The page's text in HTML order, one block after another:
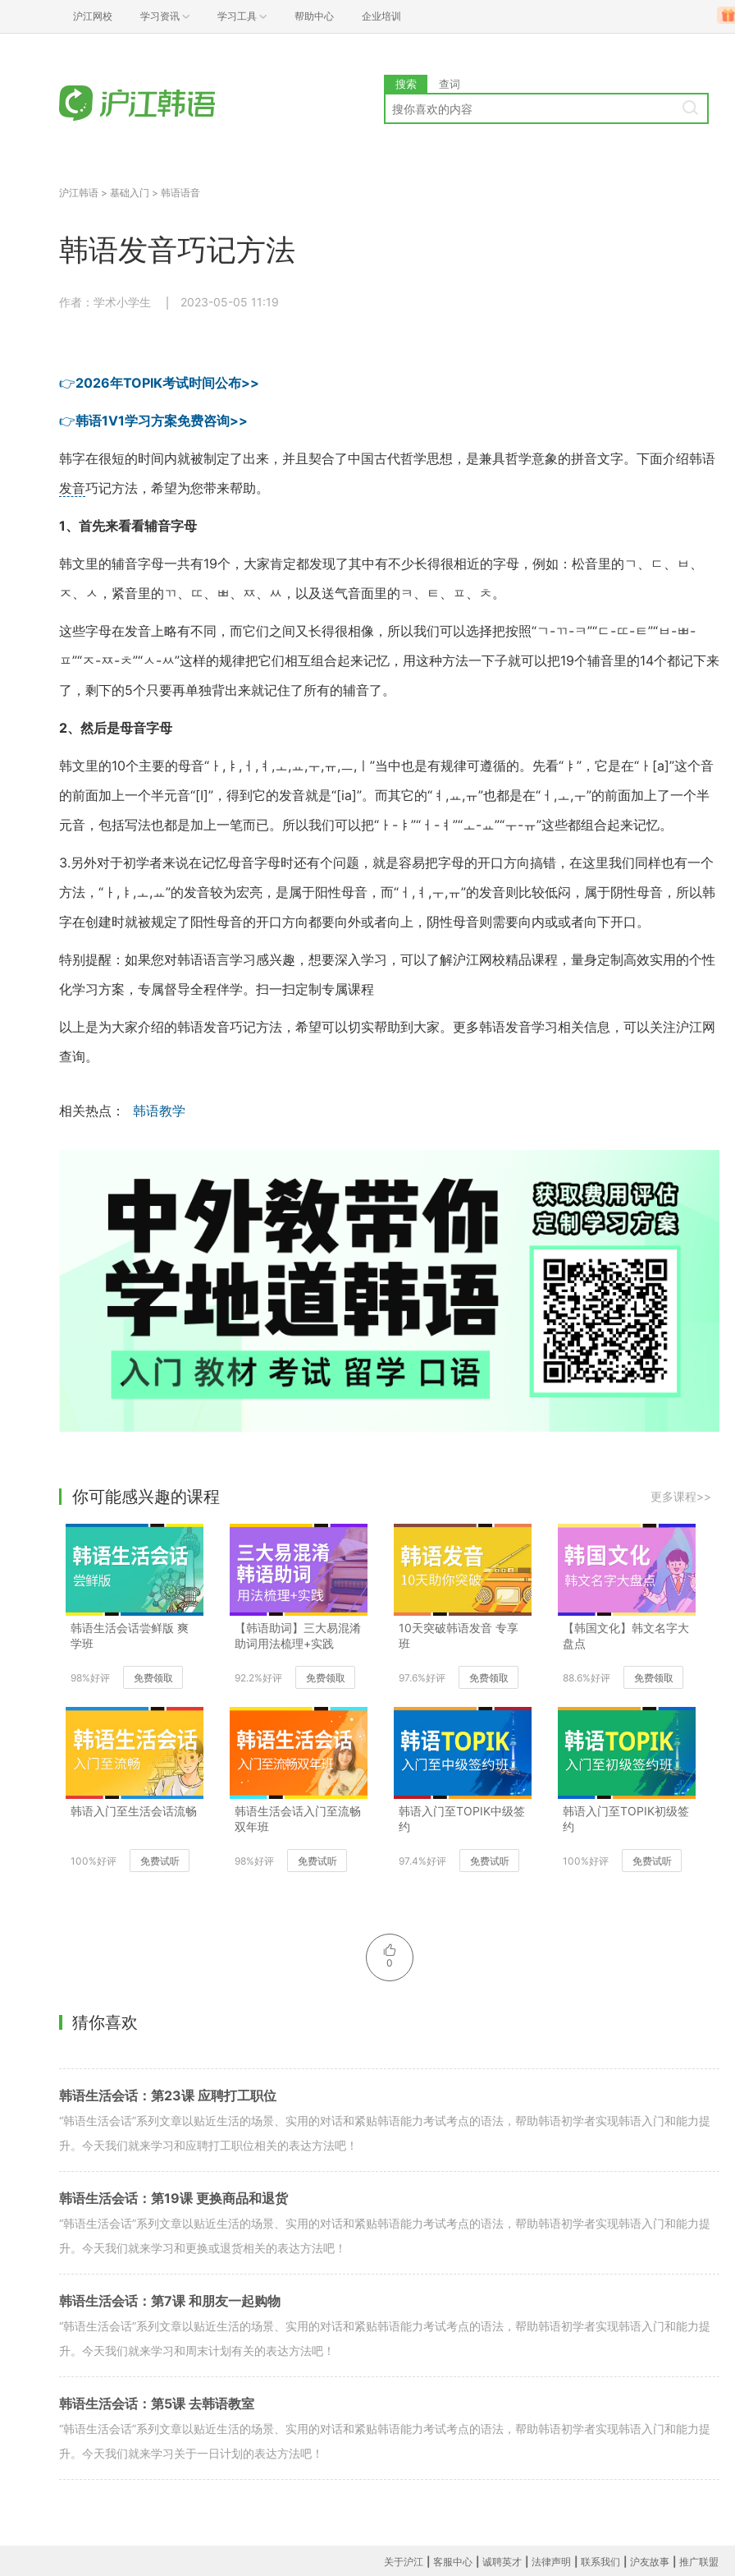
沪江网校 学习资讯 学习工具 帮助中心 企业培训
搜索 查词
沪江韩语 > 基础入门 > 韩语语音
韩语发音巧记方法
作者：学术小学生 2023-05-05 11:19
👉2026年TOPIK考试时间公布>>
👉韩语1V1学习方案免费咨询>>
韩字在很短的时间内就被制定了出来，并且契合了中国古代哲学思想，是兼具哲学意象的拼音文字。下面介绍韩语
发音巧记方法，希望为您带来帮助。
1、首先来看看辅音字母
韩文里的辅音字母一共有19个，大家肯定都发现了其中有不少长得很相近的字母，例如：松音里的ㄱ、ㄷ、ㅂ、
ㅈ、ㅅ，紧音里的ㄲ、ㄸ、ㅃ、ㅉ、ㅆ，以及送气音面里的ㅋ、ㅌ、ㅍ、ㅊ。
这些字母在发音上略有不同，而它们之间又长得很相像，所以我们可以选择把按照“ㄱ-ㄲ-ㅋ”“ㄷ-ㄸ-ㅌ”“ㅂ-ㅃ-
ㅍ”“ㅈ-ㅉ-ㅊ”“ㅅ-ㅆ”这样的规律把它们相互组合起来记忆，用这种方法一下子就可以把19个辅音里的14个都记下来
了，剩下的5个只要再单独背出来就记住了所有的辅音了。
2、然后是母音字母
韩文里的10个主要的母音“ㅏ,ㅑ,ㅓ,ㅕ,ㅗ,ㅛ,ㅜ,ㅠ,ㅡ,ㅣ”当中也是有规律可遵循的。先看“ㅑ”，它是在“ㅏ[a]”这个音
的前面加上一个半元音“[I]”，得到它的发音就是“[ia]”。而其它的“ㅕ,ㅛ,ㅠ”也都是在“ㅓ,ㅗ,ㅜ”的前面加上了一个半
元音，包括写法也都是加上一笔而已。所以我们可以把“ㅏ-ㅑ”“ㅓ-ㅕ”“ㅗ-ㅛ”“ㅜ-ㅠ”这些都组合起来记忆。
3.另外对于初学者来说在记忆母音字母时还有个问题，就是容易把字母的开口方向搞错，在这里我们同样也有一个
方法，“ㅏ,ㅑ,ㅗ,ㅛ”的发音较为宏亮，是属于阳性母音，而“ㅓ,ㅕ,ㅜ,ㅠ”的发音则比较低闷，属于阴性母音，所以韩
字在创建时就被规定了阳性母音的开口方向都要向外或者向上，阴性母音则需要向内或或者向下开口。
特别提醒：如果您对韩语语言学习感兴趣，想要深入学习，可以了解沪江网校精品课程，量身定制高效实用的个性
化学习方案，专属督导全程伴学。扫一扫定制专属课程
以上是为大家介绍的韩语发音巧记方法，希望可以切实帮助到大家。更多韩语发音学习相关信息，可以关注沪江网
查询。
相关热点： 韩语教学
你可能感兴趣的课程 更多课程>>
韩语生活会话尝鲜版 爽
学班
98%好评 免费领取
【韩语助词】三大易混淆
助词用法梳理+实践
92.2%好评 免费领取
10天突破韩语发音 专享
班
97.6%好评 免费领取
【韩国文化】韩文名字大
盘点
88.6%好评 免费领取
韩语入门至生活会话流畅
100%好评 免费试听
韩语生活会话入门至流畅
双年班
98%好评 免费试听
韩语入门至TOPIK中级签
约
97.4%好评 免费试听
韩语入门至TOPIK初级签
约
100%好评 免费试听
0
猜你喜欢
韩语生活会话：第23课 应聘打工职位
“韩语生活会话”系列文章以贴近生活的场景、实用的对话和紧贴韩语能力考试考点的语法，帮助韩语初学者实现韩语入门和能力提
升。今天我们就来学习和应聘打工职位相关的表达方法吧！
韩语生活会话：第19课 更换商品和退货
“韩语生活会话”系列文章以贴近生活的场景、实用的对话和紧贴韩语能力考试考点的语法，帮助韩语初学者实现韩语入门和能力提
升。今天我们就来学习和更换或退货相关的表达方法吧！
韩语生活会话：第7课 和朋友一起购物
“韩语生活会话”系列文章以贴近生活的场景、实用的对话和紧贴韩语能力考试考点的语法，帮助韩语初学者实现韩语入门和能力提
升。今天我们就来学习和周末计划有关的表达方法吧！
韩语生活会话：第5课 去韩语教室
“韩语生活会话”系列文章以贴近生活的场景、实用的对话和紧贴韩语能力考试考点的语法，帮助韩语初学者实现韩语入门和能力提
升。今天我们就来学习关于一日计划的表达方法吧！
关于沪江 客服中心 诚聘英才 法律声明 联系我们 沪友故事 推广联盟